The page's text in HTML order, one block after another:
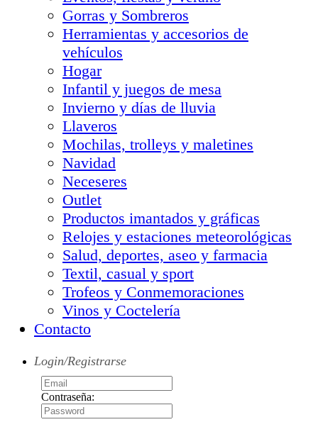
Gorras y Sombreros
Herramientas y accesorios de
vehículos
Hogar
Infantil y juegos de mesa
Invierno y días de lluvia
Llaveros
Mochilas, trolleys y maletines
Navidad
Neceseres
Outlet
Productos imantados y gráficas
Relojes y estaciones meteorológicas
Salud, deportes, aseo y farmacia
Textil, casual y sport
Trofeos y Conmemoraciones
Vinos y Coctelería
Contacto
Login/Registrarse
Contraseña: